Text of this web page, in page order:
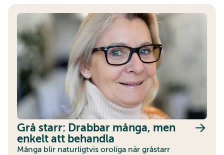
Grå starr: Drabbar många, men
enkelt att behandla
Många blir naturligtvis oroliga när gråstarr